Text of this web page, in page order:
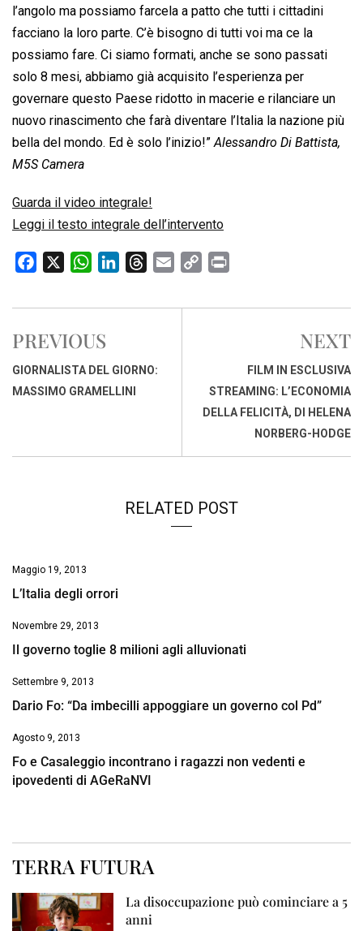
l’angolo ma possiamo farcela a patto che tutti i cittadini
facciano la loro parte. C’è bisogno di tutti voi ma ce la
possiamo fare. Ci siamo formati, anche se sono passati
solo 8 mesi, abbiamo già acquisito l’esperienza per
governare questo Paese ridotto in macerie e rilanciare un
nuovo rinascimento che farà diventare l’Italia la nazione più
bella del mondo. Ed è solo l’inizio!”Alessandro Di Battista,
M5S Camera
Guarda il video integrale!
Leggi il testo integrale dell’intervento
c
b
o
o
W
a
s
A
p
n
d
I
r
d
a
p
k
i
PREVIOUS
GIORNALISTA DEL GIORNO:
MASSIMO GRAMELLINI
NEXT
FILM IN ESCLUSIVA
STREAMING: L’ECONOMIA
DELLA FELICITÀ, DI HELENA
NORBERG-HODGE
RELATED POST
Maggio 19, 2013
L’Italia degli orrori
Novembre 29, 2013
Il governo toglie 8 milioni agli alluvionati
Settembre 9, 2013
Dario Fo: “Da imbecilli appoggiare un governo col Pd”
Agosto 9, 2013
Fo e Casaleggio incontrano i ragazzi non vedenti e
ipovedenti di AGeRaNVI
TERRA FUTURA
La disoccupazione può cominciare a 5
anni